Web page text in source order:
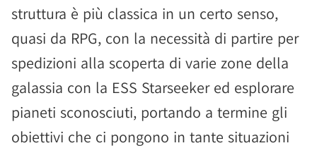
struttura è più classica in un certo senso,
quasi da RPG, con la necessità di partire per
spedizioni alla scoperta di varie zone della
galassia con la ESS Starseeker ed esplorare
pianeti sconosciuti, portando a termine gli
obiettivi che ci pongono in tante situazioni